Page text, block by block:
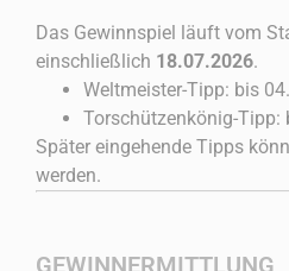
Das Gewinnspiel läuft vom
einschließlich 18.07.2026.
Weltmeister-Tipp: bis
Torschützenkönig-Tipp:
Später eingehende Tipps
werden.
GEWINNERMITTLUNG